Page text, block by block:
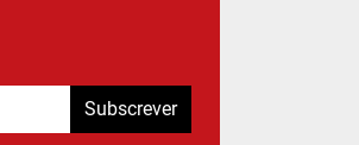
Subscrever